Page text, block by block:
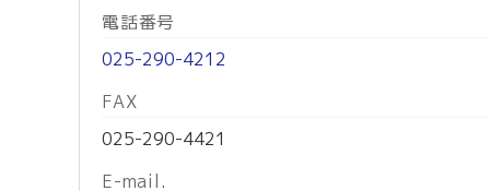
電話番号
025-290-4212
FAX
025-290-4421
E-mail.